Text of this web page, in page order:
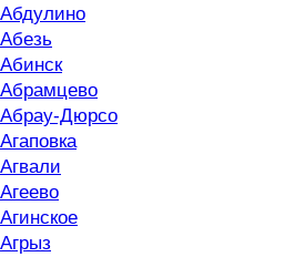
Абдулино
Абезь
Абинск
Абрамцево
Абрау-Дюрсо
Агаповка
Агвали
Агеево
Агинское
Агрыз